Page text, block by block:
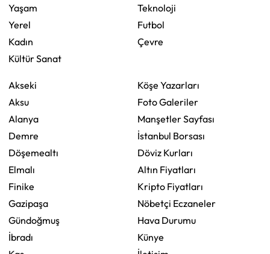
Yaşam
Yerel
Kadın
Kültür Sanat
Teknoloji
Futbol
Çevre
Akseki
Aksu
Alanya
Demre
Döşemealtı
Elmalı
Finike
Gazipaşa
Gündoğmuş
İbradı
Köşe Yazarları
Foto Galeriler
Manşetler Sayfası
İstanbul Borsası
Döviz Kurları
Altın Fiyatları
Kripto Fiyatları
Nöbetçi Eczaneler
Hava Durumu
Künye